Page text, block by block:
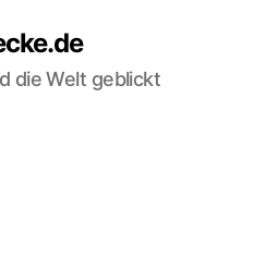
die Welt geblickt